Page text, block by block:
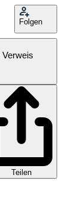
Folgen
Verweis
Teilen